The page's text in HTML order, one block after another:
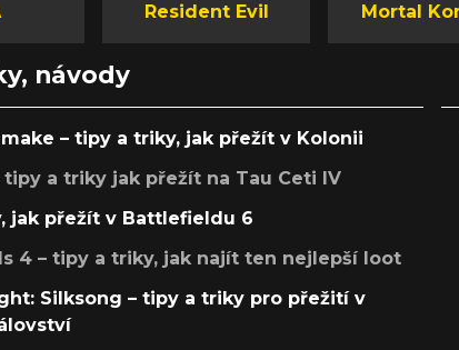
Resident Evil Mortal
návody
– tipy a triky, jak přežít v Kolonii
tipy a triky jak přežít na Tau Ceti IV
jak přežít v Battlefieldu 6
4 – tipy a triky, jak najít ten nejlepší loot
Silksong – tipy a triky pro přežití v